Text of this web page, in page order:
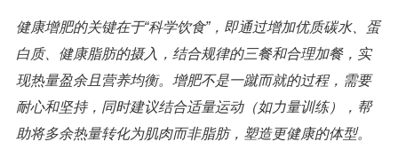
健康增肥的关键在于“科学饮食”，即通过增加优质碳水、蛋
白质、健康脂肪的摄入，结合规律的三餐和合理加餐，实
现热量盈余且营养均衡。增肥不是一蹴而就的过程，需要
耐心和坚持，同时建议结合适量运动（如力量训练），帮
助将多余热量转化为肌肉而非脂肪，塑造更健康的体型。